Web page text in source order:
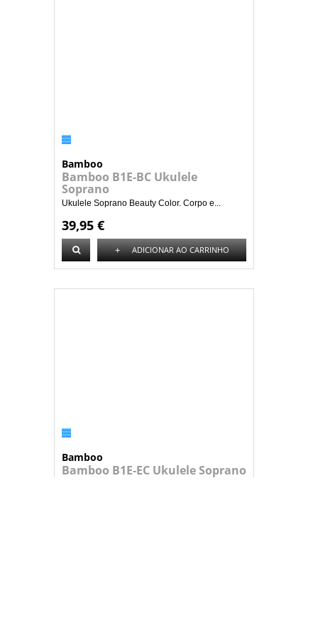
Bamboo
Bamboo B1E-BC Ukulele
Soprano
Ukulele Soprano Beauty Color. Corpo e...
39,95 €
+ ADICIONAR AO CARRINHO
Bamboo
Bamboo B1E-EC Ukulele Soprano